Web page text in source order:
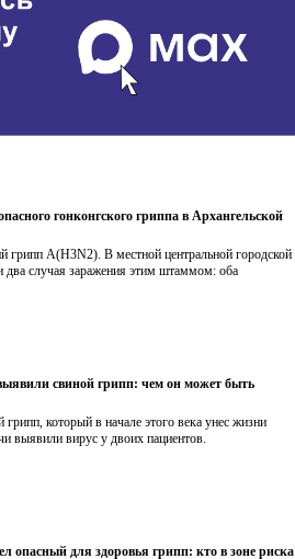
гонконгского гриппа в Архангельской
грипп A(H3N2). В местной центральной городской
два случая заражения этим штаммом: оба
свиной грипп: чем он может быть
грипп, который в начале этого века унес жизни
выявили вирус у двоих пациентов.
опасный для здоровья грипп: кто в зоне риска